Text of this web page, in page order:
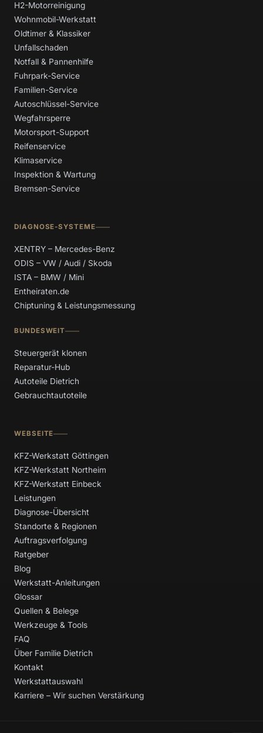
H2-Motorreinigung
Wohnmobil-Werkstatt
Oldtimer & Klassiker
Unfallschaden
Notfall & Pannenhilfe
Fuhrpark-Service
Familien-Service
Autoschlüssel-Service
Wegfahrsperre
Motorsport-Support
Reifenservice
Klimaservice
Inspektion & Wartung
Bremsen-Service
DIAGNOSE-SYSTEME
XENTRY – Mercedes-Benz
ODIS – VW / Audi / Skoda
ISTA – BMW / Mini
Entheiraten.de
Chiptuning & Leistungsmessung
BUNDESWEIT
Steuergerät klonen
Reparatur-Hub
Autoteile Dietrich
Gebrauchtautoteile
WEBSEITE
KFZ-Werkstatt Göttingen
KFZ-Werkstatt Northeim
KFZ-Werkstatt Einbeck
Leistungen
Diagnose-Übersicht
Standorte & Regionen
Auftragsverfolgung
Ratgeber
Blog
Werkstatt-Anleitungen
Glossar
Quellen & Belege
Werkzeuge & Tools
FAQ
Über Familie Dietrich
Kontakt
Werkstattauswahl
Karriere – Wir suchen Verstärkung